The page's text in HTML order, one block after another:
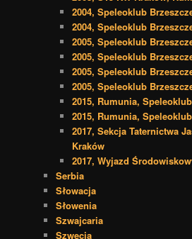
2004, Speleoklub
2004, Speleoklub
2005, Speleoklub
2005, Speleoklub
2005, Speleoklub
2005, Speleoklub
2015, Rumunia,
2015, Rumunia,
2017, Sekcja Taternictwa
Kraków
2017, Wyjazd
Serbia
Słowacja
Słowenia
Szwajcaria
Szwecja